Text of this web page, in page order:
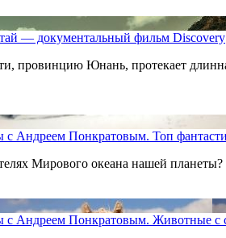
— документальный фильм Discovery
провинцию Юнань, протекает
Андреем Понкратовым. Топ
Мирового океана нашей
Андреем Понкратовым. Животные с